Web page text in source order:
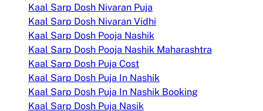
Kaal Sarp Dosh Nivaran Puja
Kaal Sarp Dosh Nivaran Vidhi
Kaal Sarp Dosh Pooja Nashik
Kaal Sarp Dosh Pooja Nashik Maharashtra
Kaal Sarp Dosh Puja Cost
Kaal Sarp Dosh Puja In Nashik
Kaal Sarp Dosh Puja In Nashik Booking
Kaal Sarp Dosh Puja Nasik